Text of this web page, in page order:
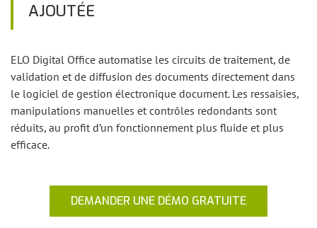
AJOUTÉE
ELO Digital Office automatise les circuits de traitement, de
validation et de diffusion des documents directement dans
le logiciel de gestion électronique document. Les ressaisies,
manipulations manuelles et contrôles redondants sont
réduits, au profit d’un fonctionnement plus fluide et plus
efficace.
DEMANDER UNE DÉMO GRATUITE